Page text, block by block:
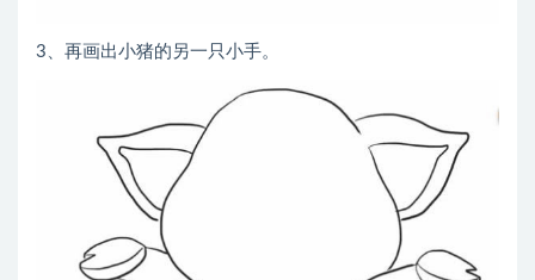
3、再画出小猪的另一只小手。